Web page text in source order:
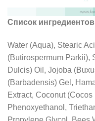
Список ингредиентов
Water (Aqua), Stearic
(Butirospermum Parkii),
Dulcis) Oil, Jojoba
(Barbadensis) Gel,
Extract, Coconut
Phenoxyethanol,